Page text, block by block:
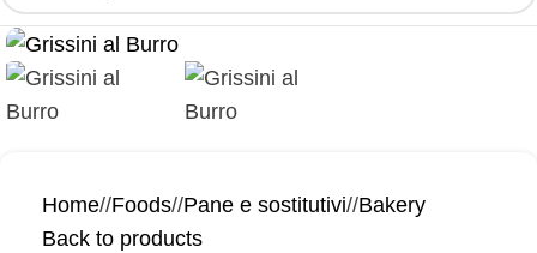
Home/ Foods/ Pane e sostitutivi/ Bakery
Back to products